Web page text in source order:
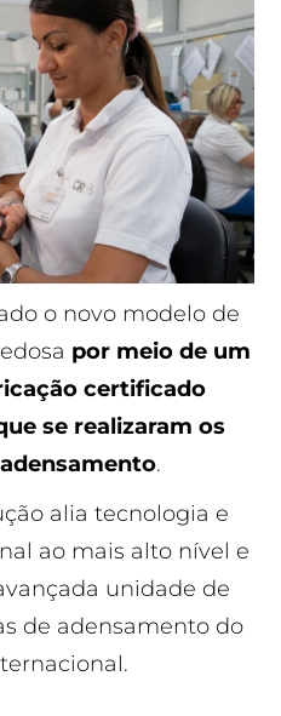
o novo modelo de
por meio de um
certificado
se realizaram os
.
alia tecnologia e
ao mais alto nível e
unidade de
de adensamento do